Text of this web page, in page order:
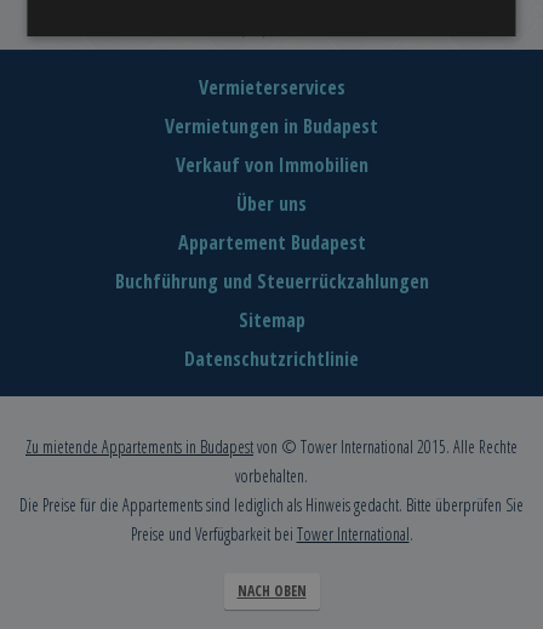
Vermieterservices
Vermietungen in Budapest
Verkauf von Immobilien
Über uns
Appartement Budapest
Buchführung und Steuerrückzahlungen
Sitemap
Datenschutzrichtlinie
Zu mietende Appartements in Budapestvon © Tower International 2015. Alle Rechte
vorbehalten.
Die Preise für die Appartements sind lediglich als Hinweis gedacht. Bitte überprüfen Sie
Preise und Verfügbarkeit bei Tower International.
NACH OBEN